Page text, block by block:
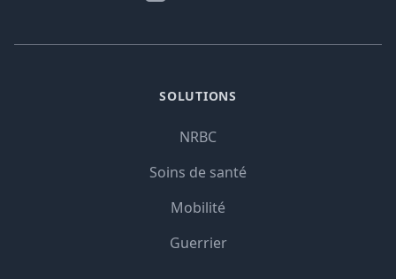
SOLUTIONS
NRBC
Soins de santé
Mobilité
Guerrier